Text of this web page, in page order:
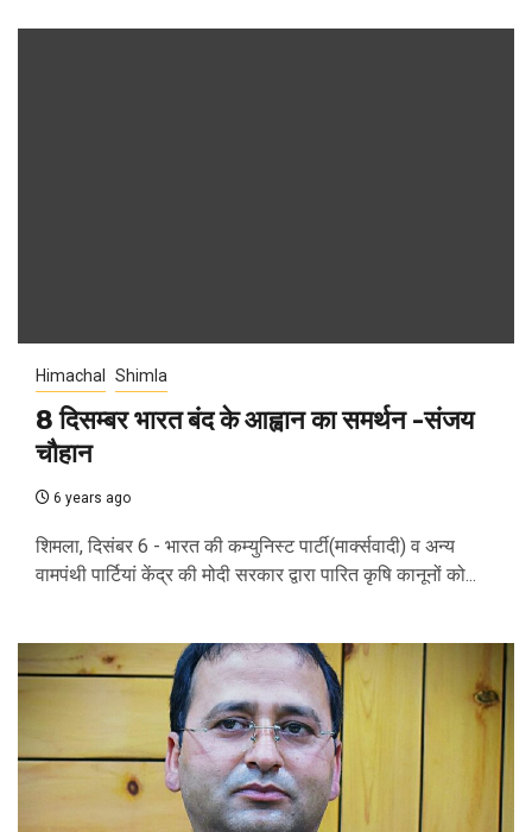
Himachal Shimla
8 दिसम्बर भारत बंद के आह्वान का समर्थन -संजय
चौहान
6 years ago
शिमला, दिसंबर 6 - भारत की कम्युनिस्ट पार्टी(मार्क्सवादी) व अन्य
वामपंथी पार्टियां केंद्र की मोदी सरकार द्वारा पारित कृषि कानूनों को...